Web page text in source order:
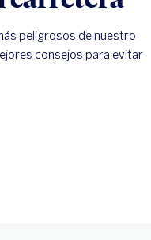
peligrosos de nuestro
consejos para evitar